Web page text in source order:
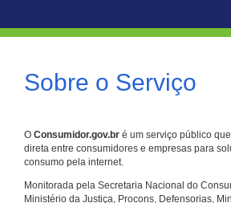
Sobre o Serviço
O Consumidor.gov.br é um serviço público
direta entre consumidores e empresas para
consumo pela internet.
Monitorada pela Secretaria Nacional do
Ministério da Justiça, Procons, Defensorias,